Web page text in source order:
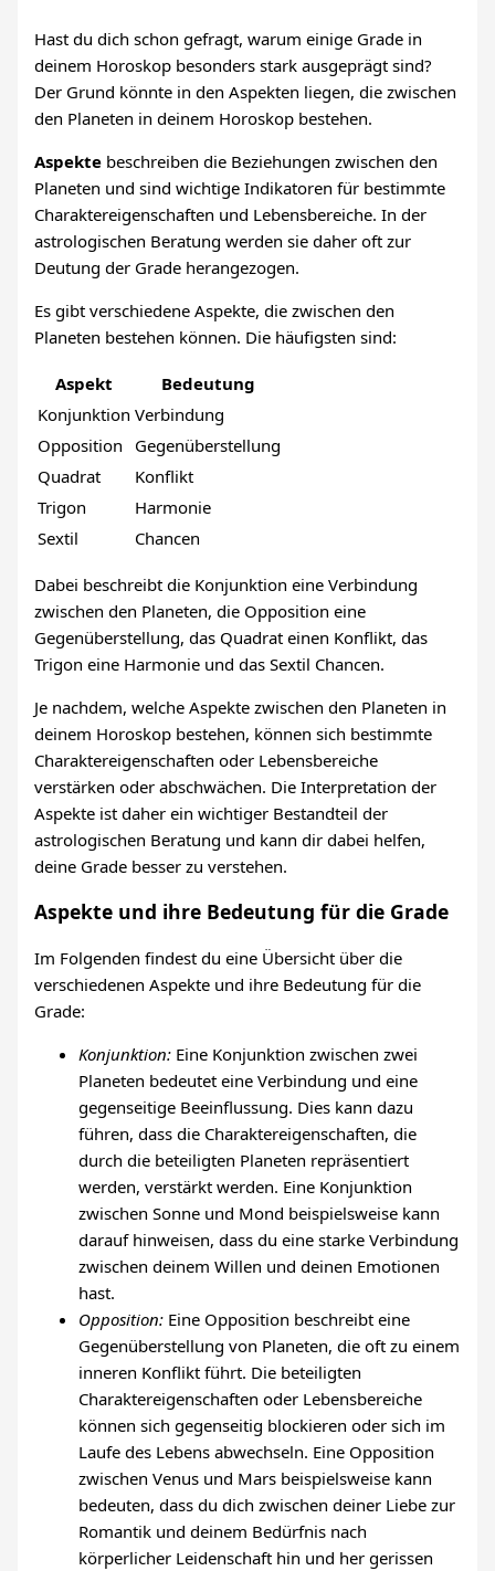
Hast du dich schon gefragt, warum einige Grade in
deinem Horoskop besonders stark ausgeprägt sind?
Der Grund könnte in den Aspekten liegen, die zwischen
den Planeten in deinem Horoskop bestehen.
Aspekte beschreiben die Beziehungen zwischen den
Planeten und sind wichtige Indikatoren für bestimmte
Charaktereigenschaften und Lebensbereiche. In der
astrologischen Beratung werden sie daher oft zur
Deutung der Grade herangezogen.
Es gibt verschiedene Aspekte, die zwischen den
Planeten bestehen können. Die häufigsten sind:
Aspekt
Bedeutung
Konjunktion Verbindung
Opposition
Gegenüberstellung
Quadrat
Konflikt
Trigon
Harmonie
Sextil
Chancen
Dabei beschreibt die Konjunktion eine Verbindung
zwischen den Planeten, die Opposition eine
Gegenüberstellung, das Quadrat einen Konflikt, das
Trigon eine Harmonie und das Sextil Chancen.
Je nachdem, welche Aspekte zwischen den Planeten in
deinem Horoskop bestehen, können sich bestimmte
Charaktereigenschaften oder Lebensbereiche
verstärken oder abschwächen. Die Interpretation der
Aspekte ist daher ein wichtiger Bestandteil der
astrologischen Beratung und kann dir dabei helfen,
deine Grade besser zu verstehen.
Aspekte und ihre Bedeutung für die Grade
Im Folgenden findest du eine Übersicht über die
verschiedenen Aspekte und ihre Bedeutung für die
Grade:
Konjunktion: Eine Konjunktion zwischen zwei
Planeten bedeutet eine Verbindung und eine
gegenseitige Beeinflussung. Dies kann dazu
führen, dass die Charaktereigenschaften, die
durch die beteiligten Planeten repräsentiert
werden, verstärkt werden. Eine Konjunktion
zwischen Sonne und Mond beispielsweise kann
darauf hinweisen, dass du eine starke Verbindung
zwischen deinem Willen und deinen Emotionen
hast.
Opposition: Eine Opposition beschreibt eine
Gegenüberstellung von Planeten, die oft zu einem
inneren Konflikt führt. Die beteiligten
Charaktereigenschaften oder Lebensbereiche
können sich gegenseitig blockieren oder sich im
Laufe des Lebens abwechseln. Eine Opposition
zwischen Venus und Mars beispielsweise kann
bedeuten, dass du dich zwischen deiner Liebe zur
Romantik und deinem Bedürfnis nach
körperlicher Leidenschaft hin und her gerissen